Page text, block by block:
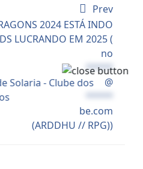
Prev
2024 ESTÁ INDO
LUCRANDO EM 2025 (
no
*****
@
*****
be.com
(ARDDHU // RPG))